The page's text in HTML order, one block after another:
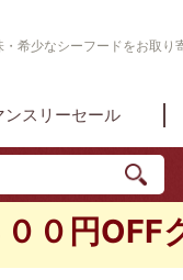
希少なシーフードをお取
ンスリーセール
０円OFF